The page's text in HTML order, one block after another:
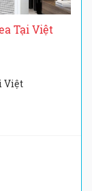
Tại Việt
Việt